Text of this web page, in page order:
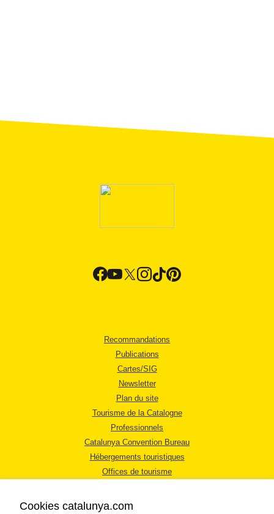
Recommandations
Publications
Cartes/SIG
Newsletter
Plan du site
Tourisme de la Catalogne
Professionnels
Catalunya Convention Bureau
Hébergements touristiques
Offices de tourisme
Cookies catalunya.com